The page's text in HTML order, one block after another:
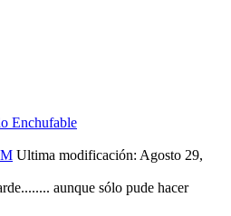
Enchufable
Ultima modificación: Agosto 29,
aunque sólo pude hacer